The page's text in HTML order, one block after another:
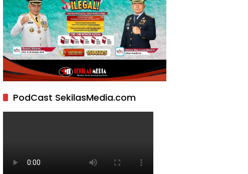
PodCast SekilasMedia.com